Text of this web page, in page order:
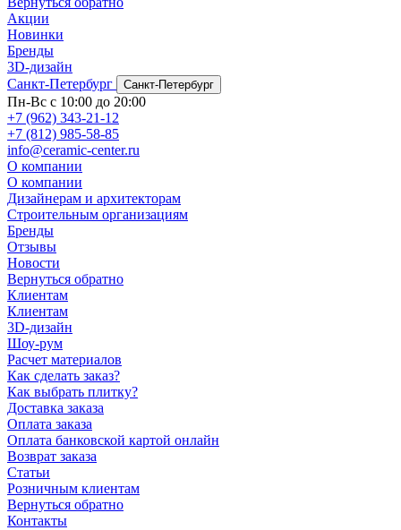
Акции
Новинки
Бренды
3D-дизайн
Санкт-Петербург
Санкт-Петербург
Пн-Вс с 10:00 до 20:00
+7 (962) 343-21-12
+7 (812) 985-58-85
info@ceramic-center.ru
О компании
О компании
Дизайнерам и архитекторам
Строительным организациям
Бренды
Отзывы
Новости
Вернуться обратно
Клиентам
Клиентам
3D-дизайн
Шоу-рум
Расчет материалов
Как сделать заказ?
Как выбрать плитку?
Доставка заказа
Оплата заказа
Оплата банковской картой онлайн
Возврат заказа
Статьи
Розничным клиентам
Вернуться обратно
Контакты